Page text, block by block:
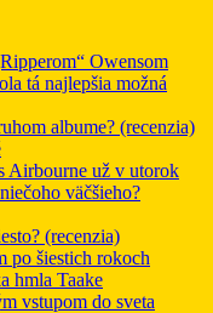
Owensom
tá najlepšia možná
albume? (recenzia)
Airbourne už v utorok
väčšieho?
(recenzia)
po šiestich rokoch
hmla Taake
vstupom do sveta